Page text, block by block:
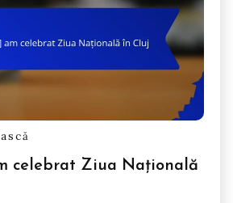
celebrat Ziua Națională